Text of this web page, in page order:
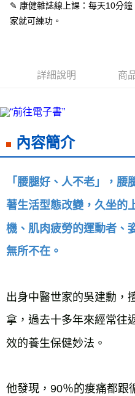
每筆NT$60，滿NT$799(含以上)
離島宅配
海外叢書運費
雜誌海外運費
✎ 康健雜誌線上課：每天10分
家就可練功。
詳細說明 商
內容簡介
「腰腿好、人不老」，
著生活型態改變，久坐的
機、肌肉疲勞的運動者
無所不在。
出身中醫世家的吳建勳，
拿，過去十多年來經常往
效的養生保健妙法。
他發現，90％的痠痛都跟